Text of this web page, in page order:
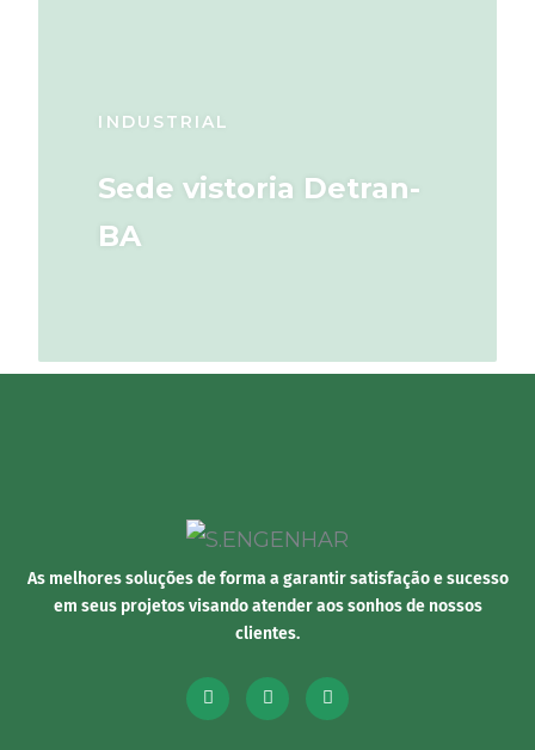
INDUSTRIAL
Sede vistoria Detran-
BA
As melhores soluções de forma a garantir satisfação e sucesso
em seus projetos visando atender aos sonhos de nossos
clientes.